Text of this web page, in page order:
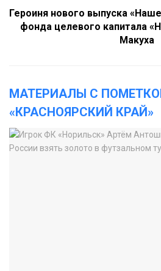
Героиня нового выпуска
фонда целевого капитала
Макуха
МАТЕРИАЛЫ С
«КРАСНОЯРСКИЙ КРАЙ»